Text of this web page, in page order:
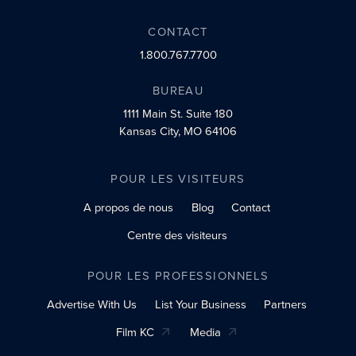
CONTACT
1.800.767.7700
BUREAU
1111 Main St.Suite 180
Kansas City, MO 64106
POUR LES VISITEURS
A propos de nous
Blog
Contact
Centre des visiteurs
POUR LES PROFESSIONNELS
Advertise With Us
List Your Business
Partners
Film KC
Media